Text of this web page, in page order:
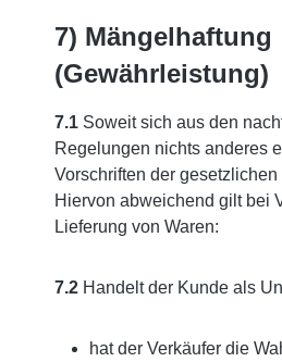
7) Mängelhaftung
(Gewährleistung)
7.1 Soweit sich aus den
Regelungen nichts anderes
Vorschriften der
Hiervon abweichend gilt bei
Lieferung von Waren:
7.2 Handelt der Kunde als
hat der Verkäufer die